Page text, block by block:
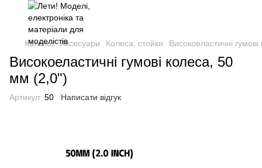
Каталог Аксесуари Колеса, стойки Високоеластичні
Високоеластичні гумові колеса, 50
мм (2,0")
Артикул: 50 Написати відгук